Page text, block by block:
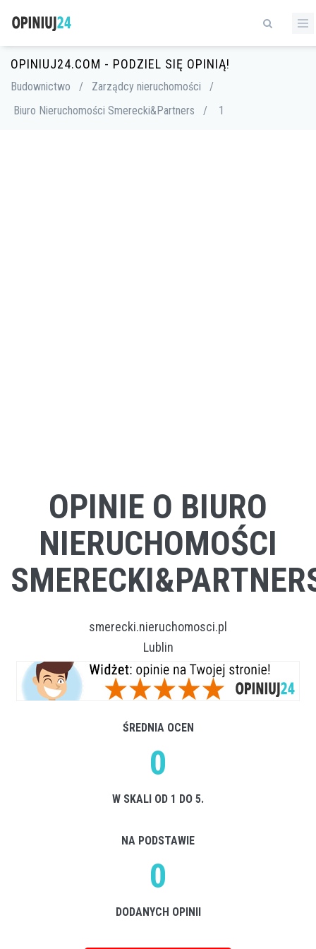
OPINIUJ24.COM - PODZIEL SIĘ OPINIĄ!
Budownictwo / Zarządcy nieruchomości
/
Biuro Nieruchomości Smerecki&Partners
/ 1
OPINIE O BIURO
NIERUCHOMOŚCI
smerecki.nieruchomosci.pl
Lublin
ŚREDNIA OCEN
0
W SKALI OD 1 DO 5.
NA PODSTAWIE
0
DODANYCH OPINII